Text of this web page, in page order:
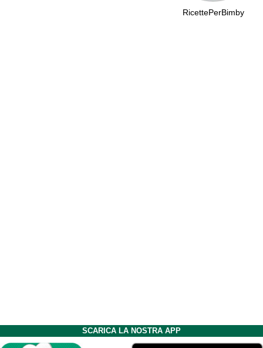
RicettePerBimby
SCARICA LA NOSTRA APP